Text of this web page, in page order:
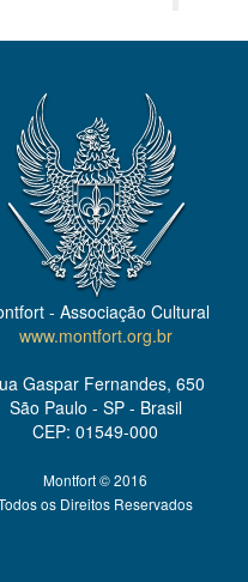
- Associação Cultural
www.montfort.org.br
Gaspar Fernandes, 650
São Paulo - SP - Brasil
CEP: 01549-000
Montfort © 2016
os Direitos Reservados